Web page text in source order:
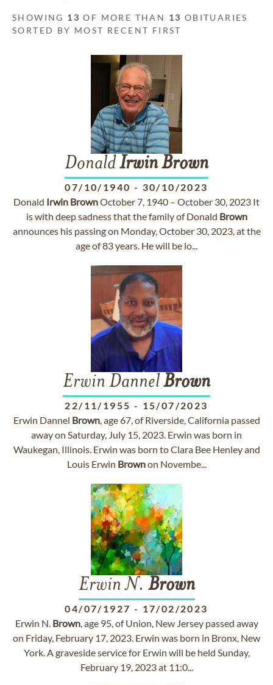
SHOWING 13 OF MORE THAN 13 OBITUARIES
SORTED BY MOST RECENT FIRST
DonaldIrwinBrown
07/10/1940 - 30/10/2023
Donald Irwin BrownOctober 7, 1940 – October 30, 2023 It
is with deep sadness that the family of Donald Brown
announces his passing on Monday, October 30, 2023, at the
age of 83 years. He will be lo...
Erwin DannelBrown
22/11/1955 - 15/07/2023
Erwin Dannel Brown, age 67, of Riverside, California passed
away on Saturday, July 15, 2023. Erwin was born in
Waukegan, Illinois. Erwin was born to Clara Bee Henley and
Louis Erwin Brownon Novembe...
Erwin N. Brown
04/07/1927 - 17/02/2023
Erwin N. Brown, age 95, of Union, New Jersey passed away
on Friday, February 17, 2023. Erwin was born in Bronx, New
York. A graveside service for Erwin will be held Sunday,
February 19, 2023 at 11:0...